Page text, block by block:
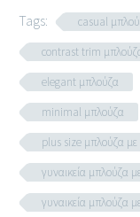
Tags:
casual
contrast trim
elegant μπλούζα
minimal μπλούζα
plus size μπλούζα με
γυναικεία μπλούζα
γυναικεία μπλούζα